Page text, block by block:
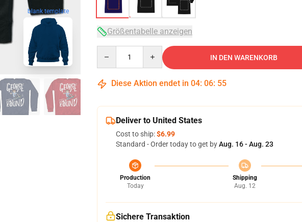
blank template
Größentabelle anzeigen
IN DEN WARENKORB
Diese Aktion endet in 04: 06: 54
Deliver to United States
Cost to ship:$6.99
Standard - Order today to get byAug. 16 - Aug. 23
Production
Today
Shipping
Aug. 12
Sichere Transaktion